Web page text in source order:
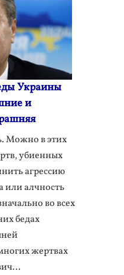
Украины
и
Можно в этих
убиенных
агрессию
или алчность
во всех
бедах
жертвах